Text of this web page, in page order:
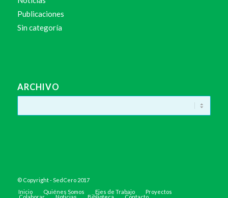
Publicaciones
Sin categoría
ARCHIVO
© Copyright - SedCero 2017
Inicio
Quiénes Somos Ejes de Trabajo Proyectos